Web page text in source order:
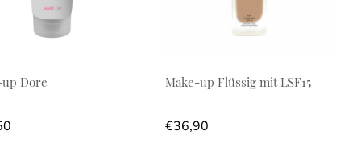
Dore Make-up Flüssig mit LSF15
€36,90